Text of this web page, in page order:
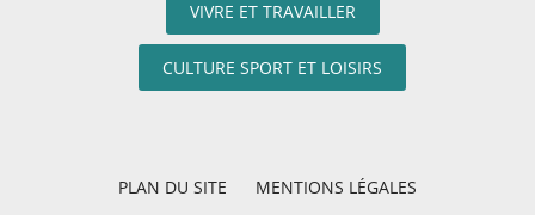
VIVRE ET TRAVAILLER
CULTURE SPORT ET LOISIRS
PLAN DU SITE
MENTIONS LÉGALES